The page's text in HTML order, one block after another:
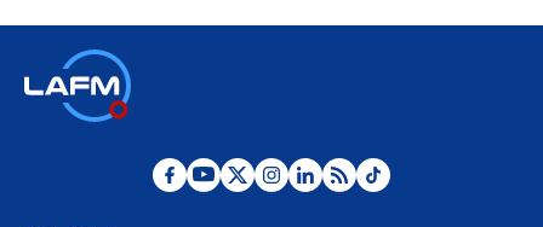
Desde dermatitis hasta infecciones: